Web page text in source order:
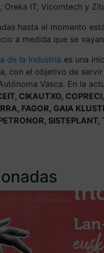
Oreka IT, Vicomtech y
hasta el momento
a medida que se
de la Industria es una
con el objetivo de
Vasca. En la
CIKAUTXO,
FAGOR, GAIA